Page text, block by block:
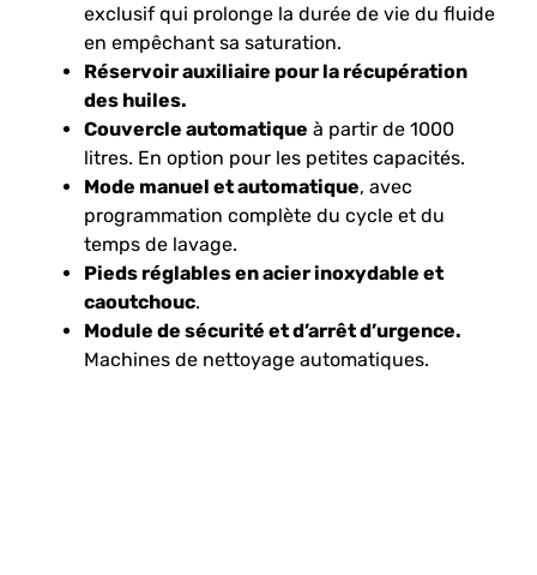
exclusif qui prolonge la durée de vie du fluide
en empêchant sa saturation.
Réservoir auxiliaire pour la récupération
des huiles.
Couvercle automatique à partir de 1000
litres. En option pour les petites capacités.
Mode manuel et automatique, avec
programmation complète du cycle et du
temps de lavage.
Pieds réglables en acier inoxydable et
caoutchouc.
Module de sécurité et d’arrêt d’urgence.
Machines de nettoyage automatiques.